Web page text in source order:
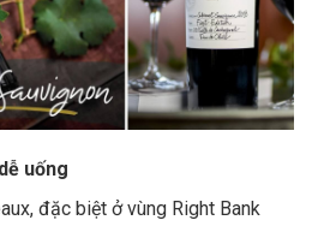
uống
đặc biệt ở vùng Right Bank